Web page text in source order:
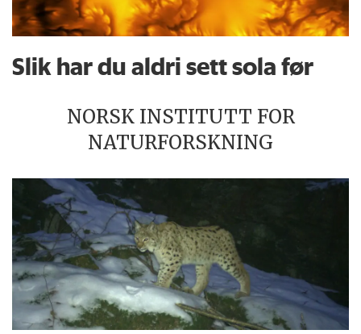
Slik har du aldri sett sola før
NORSK INSTITUTT FOR
NATURFORSKNING